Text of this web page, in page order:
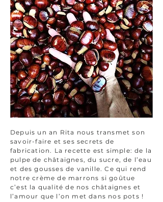
Depuis un an Rita nous transmet son
savoir-faire et ses secrets de
fabrication. La recette est simple: de la
pulpe de châtaignes, du sucre, de l’eau
et des gousses de vanille. Ce qui rend
notre crème de marrons si goûtue
c’est la qualité de nos châtaignes et
l’amour que l’on met dans nos pots !